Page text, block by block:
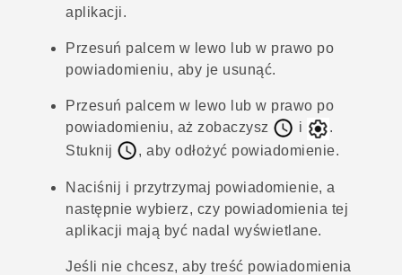
aplikacji.
Przesuń palcem w lewo lub w prawo po
powiadomieniu, aby je usunąć.
Przesuń palcem w lewo lub w prawo po
powiadomieniu, aż zobaczysz
i
.
Stuknij
, aby odłożyć powiadomienie.
Naciśnij i przytrzymaj powiadomienie, a
następnie wybierz, czy powiadomienia tej
aplikacji mają być nadal wyświetlane.
Jeśli nie chcesz, aby treść powiadomienia